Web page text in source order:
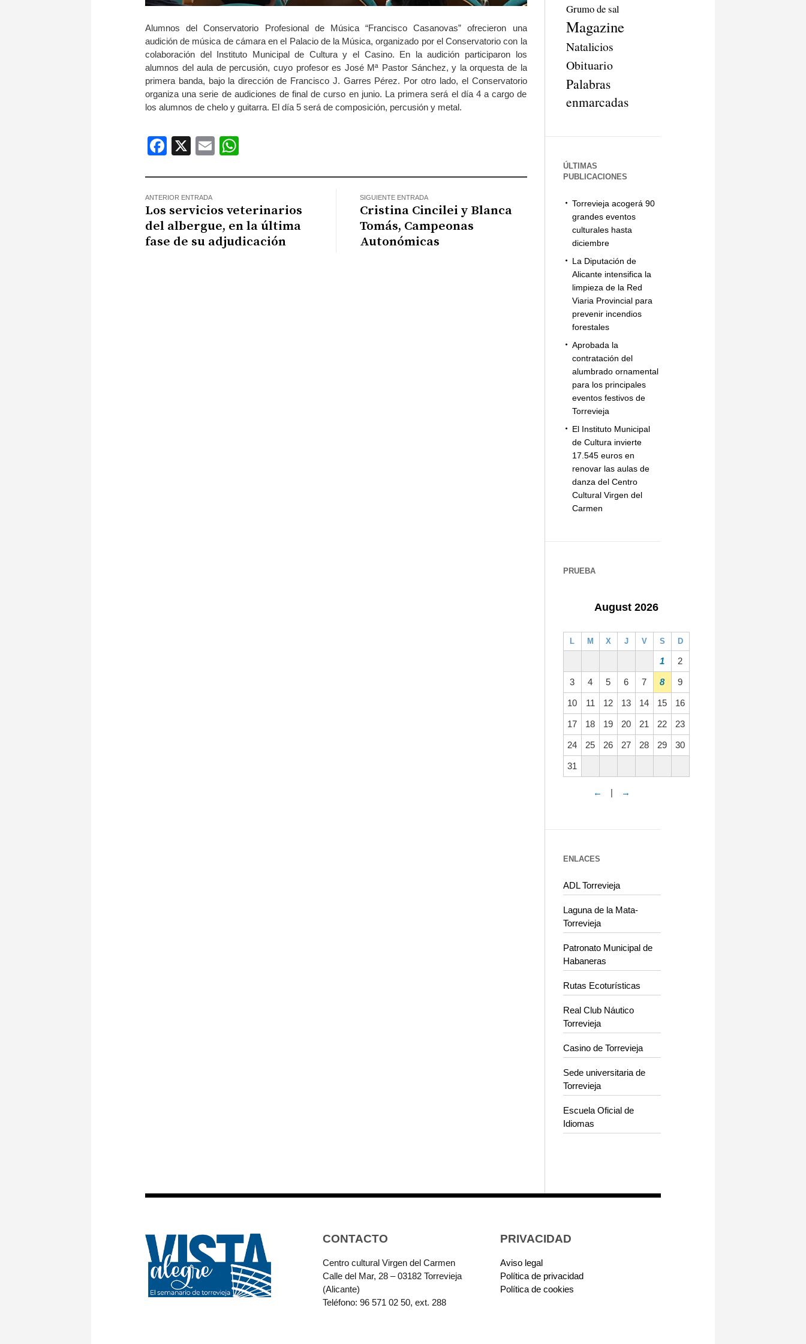
Alumnos del Conservatorio Profesional de Música “Francisco Casanovas” ofrecieron una
audición de música de cámara en el Palacio de la Música, organizado por el Conservatorio con la
colaboración del Instituto Municipal de Cultura y el Casino. En la audición participaron los
alumnos del aula de percusión, cuyo profesor es José Mª Pastor Sánchez, y la orquesta de la
primera banda, bajo la dirección de Francisco J. Garres Pérez. Por otro lado, el Conservatorio
organiza una serie de audiciones de final de curso en junio. La primera será el día 4 a cargo de
los alumnos de chelo y guitarra. El día 5 será de composición, percusión y metal.
Facebook
X Email
ANTERIOR ENTRADA
Los servicios veterinarios
del albergue, en la última
fase de su adjudicación
SIGUIENTE ENTRADA
Cristina Cincilei y Blanca
Tomás, Campeonas
Autonómicas
Grumo de sal
Magazine
Natalicios
Obituario
Palabras
enmarcadas
ÚLTIMAS
PUBLICACIONES
Torrevieja acogerá 90
grandes eventos
culturales hasta
diciembre
La Diputación de
Alicante intensifica la
limpieza de la Red
Viaria Provincial para
prevenir incendios
forestales
Aprobada la
contratación del
alumbrado ornamental
para los principales
eventos festivos de
Torrevieja
El Instituto Municipal
de Cultura invierte
17.545 euros en
renovar las aulas de
danza del Centro
Cultural Virgen del
Carmen
PRUEBA
August 2026
L M X J V S D
1 2
3 4 5 6 7 8 9
10 11 12 13 14 15 16
17 18 19 20 21 22 23
24 25 26 27 28 29 30
31
← | →
ENLACES
ADL Torrevieja
Laguna de la Mata-
Torrevieja
Patronato Municipal de
Habaneras
Rutas Ecoturísticas
Real Club Náutico
Torrevieja
Casino de Torrevieja
Sede universitaria de
Torrevieja
Escuela Oficial de
Idiomas
CONTACTO
Centro cultural Virgen del Carmen
Calle del Mar, 28 – 03182 Torrevieja
(Alicante)
Teléfono: 96 571 02 50, ext. 288
PRIVACIDAD
Aviso legal
Política de privacidad
Política de cookies